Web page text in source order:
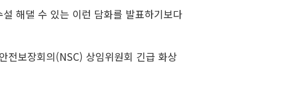
해댈 수 있는 이런 담화를 발표하기보다
전보장회의(NSC) 상임위원회 긴급 화상